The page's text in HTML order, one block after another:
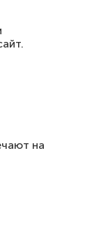
на